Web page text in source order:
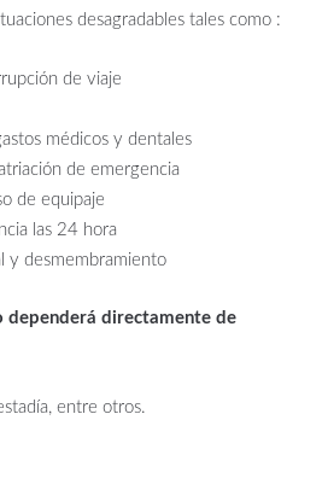
desagradables tales como :
de viaje
médicos y dentales
de emergencia
de equipaje
las 24 hora
y desmembramiento
dependerá directamente de
entre otros.